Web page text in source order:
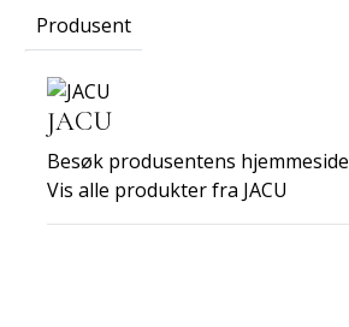
Produsent
JACU
Besøk produsentens hjemmeside
Vis alle produkter fra JACU